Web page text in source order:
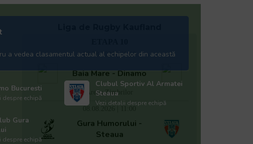
a vedea clasamentul actual al echipelor din această
Bucuresti
despre echipă
Clubul Sportiv Al Armatei
Steaua
Vezi detalii despre echipă
Gura
despre echipă
08.08.2026 | 11:00
Baia Mare - Dinamo
Arena Zimbrilor
Gura Humorului -
Steaua